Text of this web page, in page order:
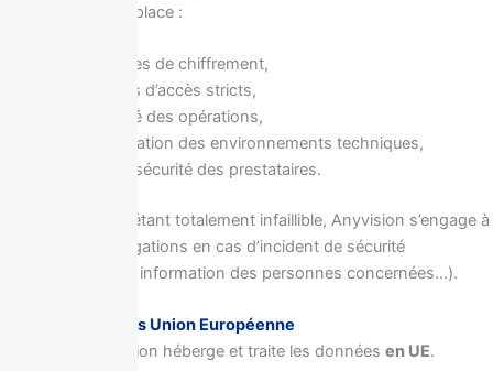
Anyvision met en place :
protocoles de chiffrement,
contrôles d’accès stricts,
traçabilité des opérations,
segmentation des environnements techniques,
audit de sécurité des prestataires.
Aucun système n’étant totalement infaillible, Anyvision s’engage à
respecter ses obligations en cas d’incident de sécurité
(notification CNIL, information des personnes concernées…).
9 – Transferts hors Union Européenne
Par défaut, Anyvision héberge et traite les données en UE.